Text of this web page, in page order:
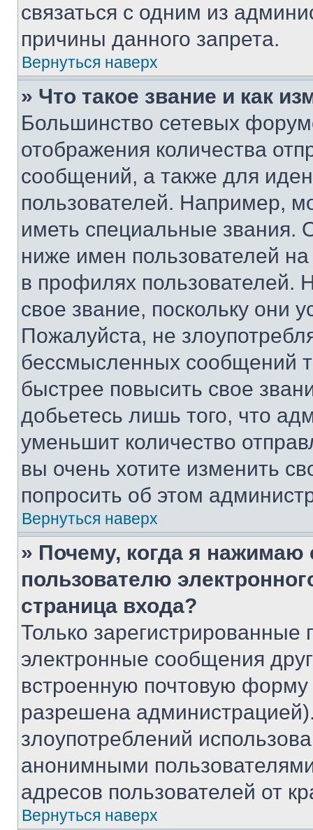
связаться с одним из
причины данного запрета.
Вернуться наверх
» Что такое звание и как
Большинство сетевых
отображения количества
сообщений, а также для
пользователей. Например,
иметь специальные звания.
ниже имен пользователей
в профилях
свое звание, поскольку они
Пожалуйста, не
бессмысленных сообщений
быстрее повысить свое
добьетесь лишь того, что
уменьшит количество
вы очень хотите изменить
попросить об этом
Вернуться наверх
» Почему, когда я нажимаю
пользователю
страница входа?
Только зарегистрированные
электронные сообщения
встроенную почтовую
разрешена
злоупотреблений
анонимными
адресов пользователей от
Вернуться наверх